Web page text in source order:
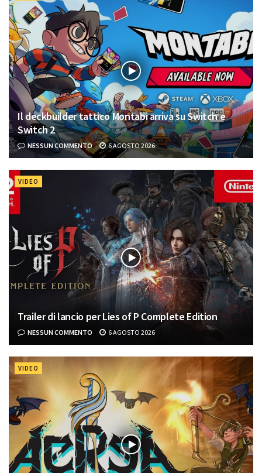
Il deckbuilder tattico Montabi arriva su Switch e
Switch 2
NESSUN COMMENTO 6 AGOSTO 2026
VIDEO
Trailer di lancio per Lies of P Complete Edition
NESSUN COMMENTO 6 AGOSTO 2026
VIDEO